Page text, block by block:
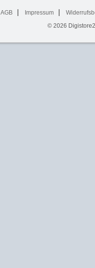
AGB Impressum
© 2026